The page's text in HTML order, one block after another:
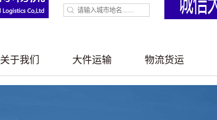
关于我们 大件运输 物流货运